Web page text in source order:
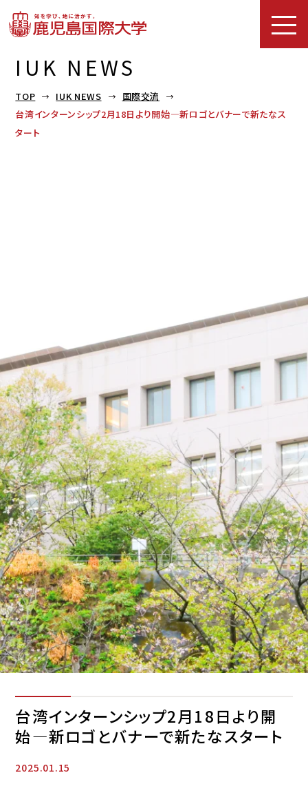
IUK NEWS
TOP IUK NEWS
国際交流
台湾インターンシップ2月18日より開始—新ロゴとバナーで新たなス
タート
台湾インターンシップ2月18日より開
始—新ロゴとバナーで新たなスタート
2025.01.15